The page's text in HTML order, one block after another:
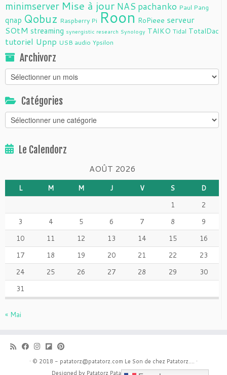
minimserver Mise à jour NAS pachanko Paul Pang
qnap Qobuz Raspberry Pi Roon RoPieee serveur
SOtM streaming synergistic research Synology TAIKO Tidal TotalDac
tutoriel Upnp USB audio Ypsilon
Archivorz
Archivorz
Catégories
Catégories
Le Calendorz
AOÛT 2026
L M M J V S
D
1
2
3
4 5 6 7 8
9
10
11 12 13 14 15
16
17
18 19 20 21 22
23
24
25 26 27 28 29
30
31
« Mai
· © 2018 - patatorz@patatorz.com Le Son de chez Patatorz.... ·
Designed by Patatorz Patatorz with customizr